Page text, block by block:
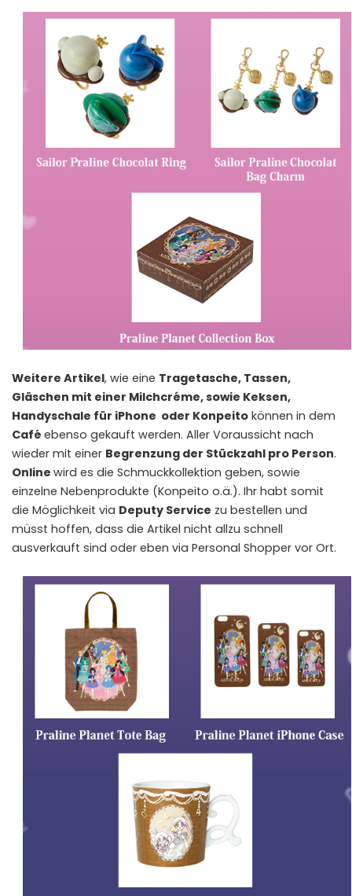
Weitere Artikel, wie eine Tragetasche, Tassen,
Gläschen mit einer Milchcréme, sowie Keksen,
Handyschale für iPhone oder Konpeito können in dem
Café ebenso gekauft werden. Aller Voraussicht nach
wieder mit einer Begrenzung der Stückzahl pro Person.
Online wird es die Schmuckkollektion geben, sowie
einzelne Nebenprodukte (Konpeito o.ä.). Ihr habt somit
die Möglichkeit via Deputy Service zu bestellen und
müsst hoffen, dass die Artikel nicht allzu schnell
ausverkauft sind oder eben via Personal Shopper vor Ort.